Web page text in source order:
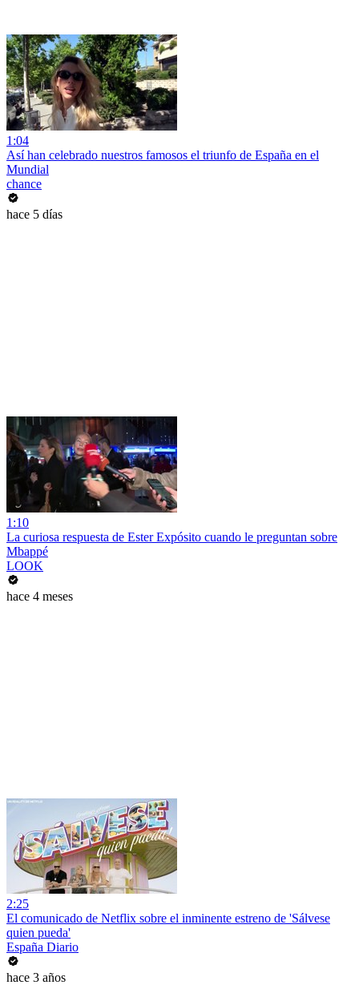
1:04
Así han celebrado nuestros famosos el triunfo de España en el
Mundial
chance
hace 5 días
1:10
La curiosa respuesta de Ester Expósito cuando le preguntan sobre
Mbappé
LOOK
hace 4 meses
2:25
El comunicado de Netflix sobre el inminente estreno de 'Sálvese
quien pueda'
España Diario
hace 3 años